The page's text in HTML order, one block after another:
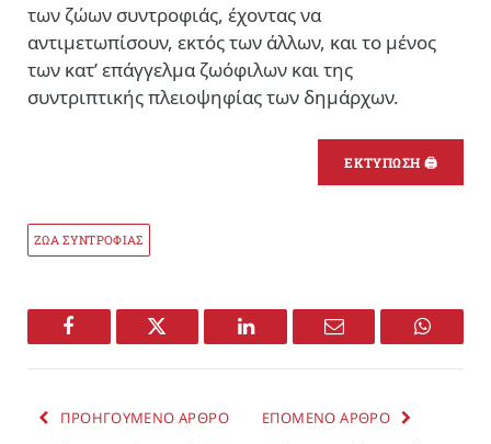
των ζώων συντροφιάς, έχοντας να
αντιμετωπίσουν, εκτός των άλλων, και το μένος
των κατ’ επάγγελμα ζωόφιλων και της
συντριπτικής πλειοψηφίας των δημάρχων.
ΕΚΤΥΠΩΣΗ 🖨
ΖΩΑ ΣΥΝΤΡΟΦΙΑΣ
Facebook Twitter LinkedIn Email
ΠΡΟΗΓΟΥΜΕΝΟ ΑΡΘΡΟ ΕΠΟΜΕΝΟ ΑΡΘΡΟ